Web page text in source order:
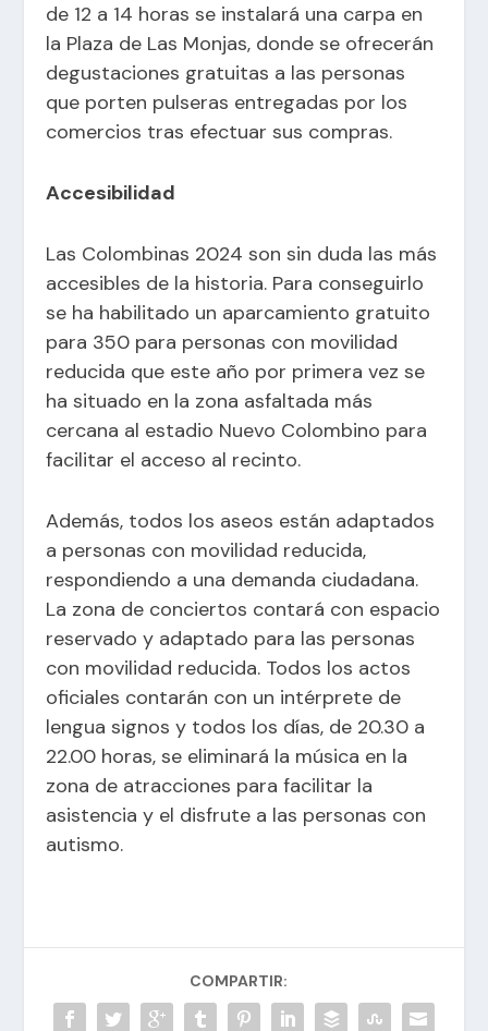
de 12 a 14 horas se instalará una carpa en
la Plaza de Las Monjas, donde se ofrecerán
degustaciones gratuitas a las personas
que porten pulseras entregadas por los
comercios tras efectuar sus compras.
Accesibilidad
Las Colombinas 2024 son sin duda las más
accesibles de la historia. Para conseguirlo
se ha habilitado un aparcamiento gratuito
para 350 para personas con movilidad
reducida que este año por primera vez se
ha situado en la zona asfaltada más
cercana al estadio Nuevo Colombino para
facilitar el acceso al recinto.
Además, todos los aseos están adaptados
a personas con movilidad reducida,
respondiendo a una demanda ciudadana.
La zona de conciertos contará con espacio
reservado y adaptado para las personas
con movilidad reducida. Todos los actos
oficiales contarán con un intérprete de
lengua signos y todos los días, de 20.30 a
22.00 horas, se eliminará la música en la
zona de atracciones para facilitar la
asistencia y el disfrute a las personas con
autismo.
COMPARTIR: